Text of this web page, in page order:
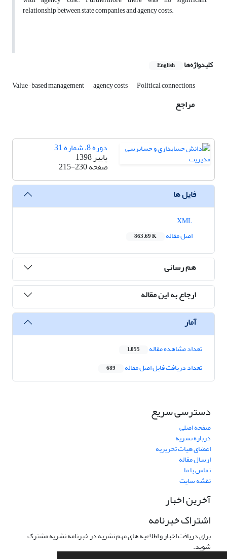
relationship between state companies and agency costs.
کلیدواژه‌ها English
Value-based management agency costs Political connections
مراجع
دوره 8، شماره 31
پاییز 1398
صفحه215-230
فایل ها
اصل مقاله
863.69 K
هم رسانی
ارجاع به این مقاله
آمار
تعداد مشاهده مقاله 1,055
تعداد دریافت فایل اصل مقاله 689
دسترسی سریع
صفحه اصلی
درباره نشریه
اعضای هیات تحریریه
ارسال مقاله
تماس با ما
نقشه سایت
آخرین اخبار
اشتراک خبرنامه
برای دریافت اخبار و اطلاعیه های مهم نشریه در خبرنامه نشریه مشترک
شوید.